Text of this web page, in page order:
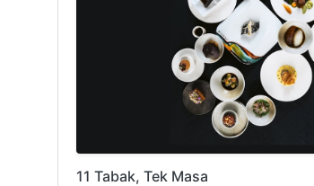
11 Tabak, Tek Masa